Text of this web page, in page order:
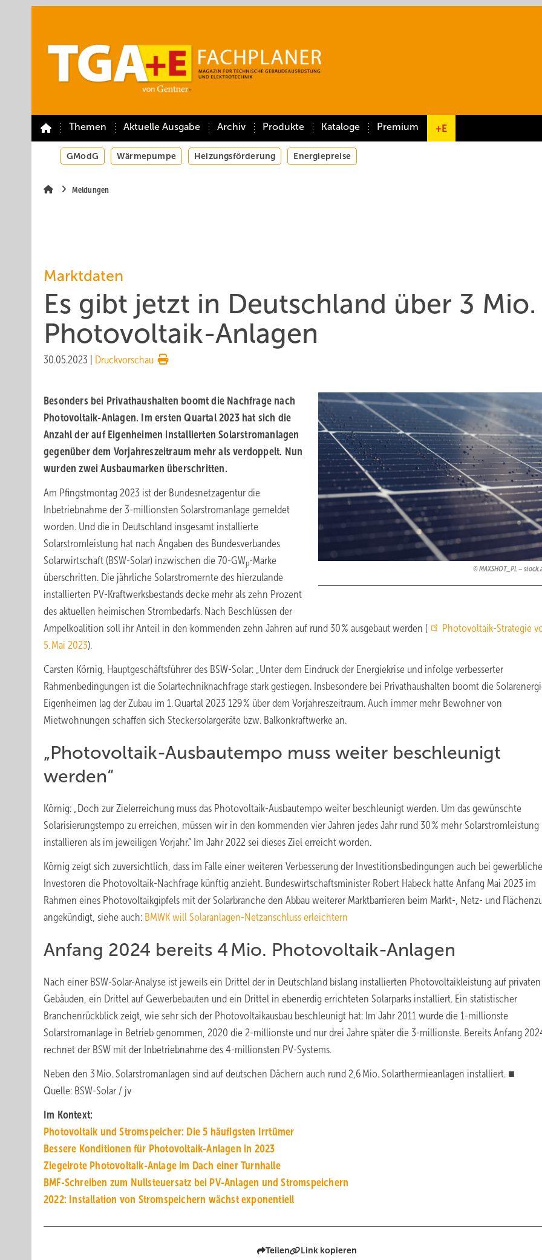
Themen Aktuelle Ausgabe Archiv Produkte Kataloge Premium +E
GModG Wärmepumpe Heizungsförderung Energiepreise
Meldungen
Marktdaten
Es gibt jetzt in Deutschland über 3 Mio.
Photovoltaik-Anlagen
30.05.2023 Druckvorschau
MAXSHOT_PL –
Besonders bei Privathaushalten boomt die Nachfrage nach
Photovoltaik-Anlagen. Im ersten Quartal 2023 hat sich die
Anzahl der auf Eigenheimen installierten Solarstromanlagen
gegenüber dem Vorjahreszeitraum mehr als verdoppelt. Nun
wurden zwei Ausbaumarken überschritten.
Am Pfingstmontag 2023 ist der Bundesnetzagentur die
Inbetriebnahme der 3-millionsten Solarstromanlage gemeldet
worden. Und die in Deutschland insgesamt installierte
Solarstromleistung hat nach Angaben des Bundesverbandes
Solarwirtschaft (BSW-Solar) inzwischen die 70-GWp-Marke
überschritten. Die jährliche Solarstromernte des hierzulande
installierten PV-Kraftwerksbestands decke mehr als zehn Prozent
des aktuellen heimischen Strombedarfs. Nach Beschlüssen der
Ampelkoalition soll ihr Anteil in den kommenden zehn Jahren auf rund 30 % ausgebaut werden (
Photovoltaik-Strategie
5. Mai 2023).
Carsten Körnig, Hauptgeschäftsführer des BSW-Solar: „Unter dem Eindruck der Energiekrise und infolge verbesserter
Rahmenbedingungen ist die Solartechniknachfrage stark gestiegen. Insbesondere bei Privathaushalten boomt die
Eigenheimen lag der Zubau im 1. Quartal 2023 129 % über dem Vorjahreszeitraum. Auch immer mehr Bewohner von
Mietwohnungen schaffen sich Steckersolargeräte bzw. Balkonkraftwerke an.
„Photovoltaik-Ausbautempo muss weiter beschleunigt
werden“
Körnig: „Doch zur Zielerreichung muss das Photovoltaik-Ausbautempo weiter beschleunigt werden. Um das gewünschte
Solarisierungstempo zu erreichen, müssen wir in den kommenden vier Jahren jedes Jahr rund 30 % mehr Solarstromleistung
installieren als im jeweiligen Vorjahr.“ Im Jahr 2022 sei dieses Ziel erreicht worden.
Körnig zeigt sich zuversichtlich, dass im Falle einer weiteren Verbesserung der Investitionsbedingungen auch bei
Investoren die Photovoltaik-Nachfrage künftig anzieht. Bundeswirtschaftsminister Robert Habeck hatte Anfang Mai 2023 im
Rahmen eines Photovoltaikgipfels mit der Solarbranche den Abbau weiterer Marktbarrieren beim Markt-, Netz- und
angekündigt, siehe auch: BMWK will Solaranlagen-Netzanschluss erleichtern
Anfang 2024 bereits 4 Mio. Photovoltaik-Anlagen
Nach einer BSW-Solar-Analyse ist jeweils ein Drittel der in Deutschland bislang installierten Photovoltaikleistung auf privaten
Gebäuden, ein Drittel auf Gewerbebauten und ein Drittel in ebenerdig errichteten Solarparks installiert. Ein statistischer
Branchenrückblick zeigt, wie sehr sich der Photovoltaikausbau beschleunigt hat: Im Jahr 2011 wurde die 1-millionste
Solarstromanlage in Betrieb genommen, 2020 die 2-millionste und nur drei Jahre später die 3-millionste. Bereits Anfang
rechnet der BSW mit der Inbetriebnahme des 4-millionsten PV-Systems.
Neben den 3 Mio. Solarstromanlagen sind auf deutschen Dächern auch rund 2,6 Mio. Solarthermieanlagen installiert. ■
Quelle: BSW-Solar / jv
Im Kontext:
Photovoltaik und Stromspeicher: Die 5 häufigsten Irrtümer
Bessere Konditionen für Photovoltaik-Anlagen in 2023
Ziegelrote Photovoltaik-Anlage im Dach einer Turnhalle
BMF-Schreiben zum Nullsteuersatz bei PV-Anlagen und Stromspeichern
2022: Installation von Stromspeichern wächst exponentiell
Teilen Link kopieren